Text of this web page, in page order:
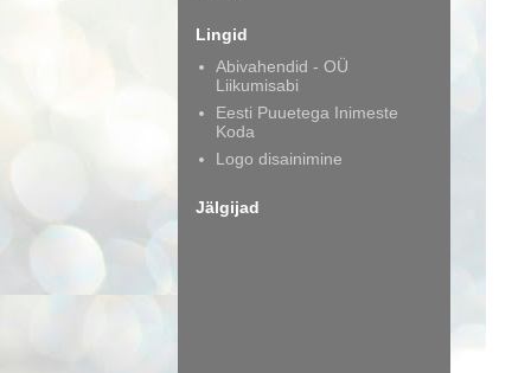
Lingid
Abivahendid - OÜ
Liikumisabi
Eesti Puuetega Inimeste
Koda
Logo disainimine
Jälgijad